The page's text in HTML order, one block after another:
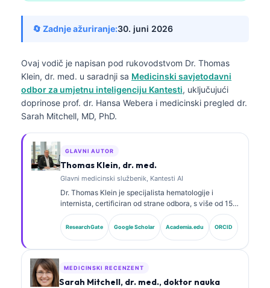
🔄 Zadnje ažuriranje:30. juni 2026
Ovaj vodič je napisan pod rukovodstvom Dr. Thomas
Klein, dr. med. u saradnji sa Medicinski savjetodavni
odbor za umjetnu inteligenciju Kantesti, uključujući
doprinose prof. dr. Hansa Webera i medicinski pregled dr.
Sarah Mitchell, MD, PhD.
GLAVNI AUTOR
Thomas Klein, dr. med.
Glavni medicinski službenik, Kantesti AI
Dr. Thomas Klein je specijalista hematologije i
internista, certificiran od strane odbora, s više od 15
godina iskustva u laboratorijskoj medicini i kliničkoj
analizi uz pomoć vještačke inteligencije. Kao glavni
medicinski direktor u Kantesti AI, pruža klinički
radove o interpretaciji biomarkera i laboratorijskoj
dijagnostici na temu laboratorijske medicine.
ResearchGate Google Scholar Academia.edu ORCID
MEDICINSKI RECENZENT
Sarah Mitchell, dr. med., doktor nauka